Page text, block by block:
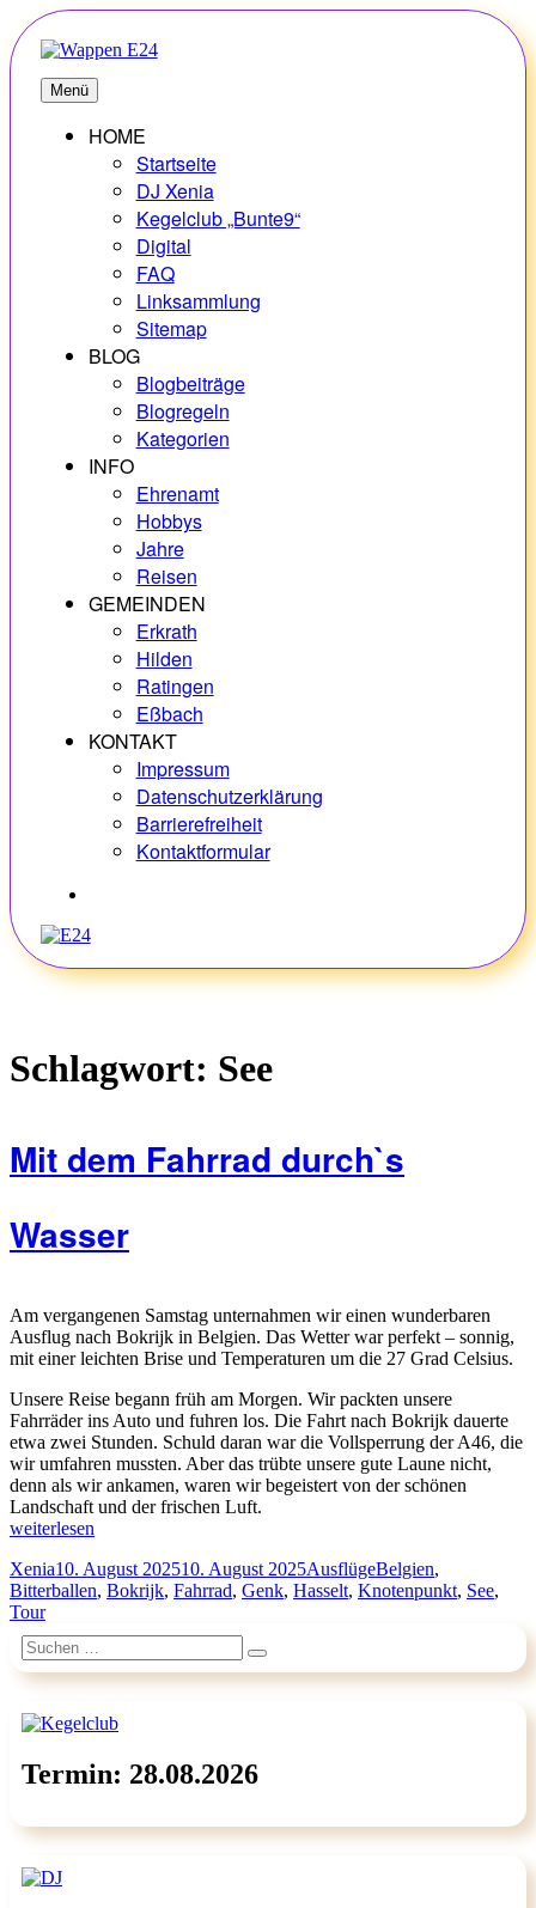
Zum
Inhalt
springen
E24
Erlebnisse – Hobbys – Vielfalt
Menü
HOME
Startseite
DJ Xenia
Kegelclub „Bunte9“
Digital
FAQ
Linksammlung
Sitemap
BLOG
Blogbeiträge
Blogregeln
Kategorien
INFO
Ehrenamt
Hobbys
Jahre
Reisen
GEMEINDEN
Erkrath
Hilden
Ratingen
Eßbach
KONTAKT
Impressum
Datenschutzerklärung
Barrierefreiheit
Kontaktformular
Schlagwort: See
Mit dem Fahrrad durch`s
Wasser
Am vergangenen Samstag unternahmen wir einen wunderbaren
Ausflug nach Bokrijk in Belgien. Das Wetter war perfekt – sonnig,
mit einer leichten Brise und Temperaturen um die 27 Grad Celsius.
Unsere Reise begann früh am Morgen. Wir packten unsere
Fahrräder ins Auto und fuhren los. Die Fahrt nach Bokrijk dauerte
etwa zwei Stunden. Schuld daran war die Vollsperrung der A46, die
wir umfahren mussten. Aber das trübte unsere gute Laune nicht,
denn als wir ankamen, waren wir begeistert von der schönen
Landschaft und der frischen Luft.
„Mit
Fahrrad
durch`s
Wasser“
weiterlesen
Autor
XeniaVeröffentlicht
am
10. August 202510. August 2025Kategorien
AusflügeSchlagwörter
Belgien,
Bitterballen, Bokrijk, Fahrrad, Genk, Hasselt, Knotenpunkt, See,
Tour
Suchen
nach:
Suchen
Termin: 28.08.2026